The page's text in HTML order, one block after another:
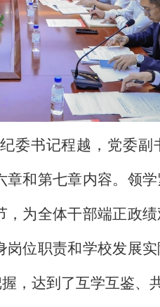
委书记程越，党委副
章和第七章内容。领
为全体干部端正政
位职责和学校发展
，达到了互学互鉴、